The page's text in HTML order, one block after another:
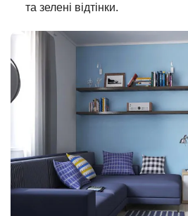
та зелені відтінки.